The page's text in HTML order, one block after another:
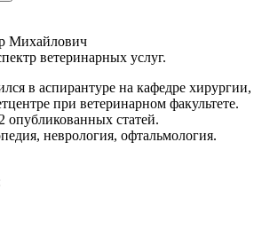
Михайлович
ветеринарных услуг.
в аспирантуре на кафедре хирургии,
при ветеринарном факультете.
опубликованных статей.
неврология, офтальмология.